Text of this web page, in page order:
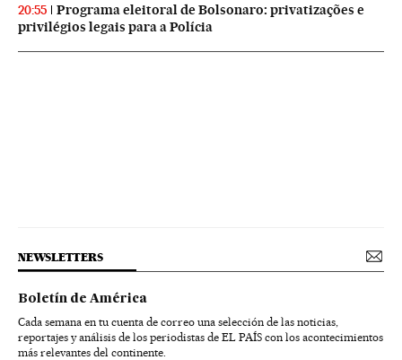
20:55
Programa eleitoral de Bolsonaro: privatizações e
privilégios legais para a Polícia
NEWSLETTERS
Boletín de América
Cada semana en tu cuenta de correo una selección de las noticias,
reportajes y análisis de los periodistas de EL PAÍS con los acontecimientos
más relevantes del continente.